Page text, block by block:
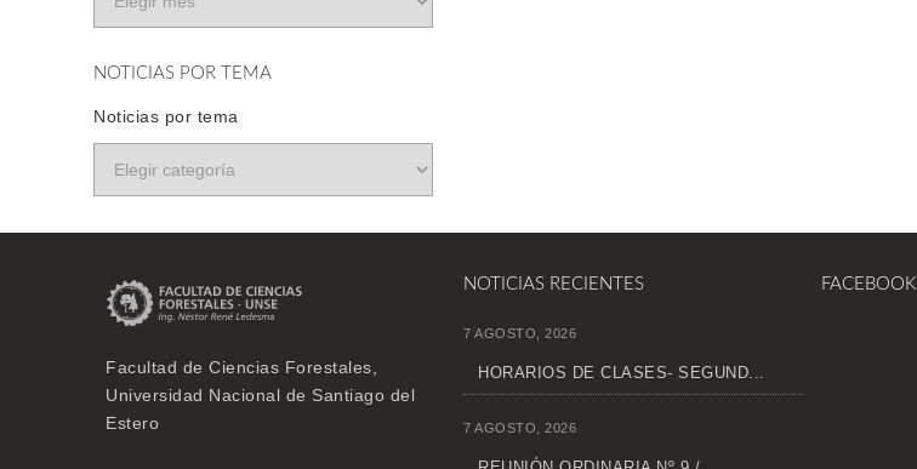
NOTICIAS POR TEMA
Noticias por tema
Facultad de Ciencias Forestales,
Universidad Nacional de Santiago del
Estero
NOTICIAS RECIENTES
7 AGOSTO, 2026
HORARIOS DE CLASES- SEGUND...
7 AGOSTO, 2026
FACEBOOK